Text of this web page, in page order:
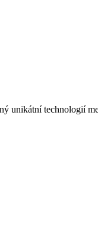
unikátní technologií